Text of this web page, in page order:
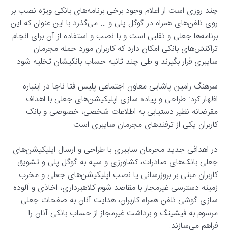
چند روزی است از اعلام وجود برخی برنامه‌های بانکی ویژه نصب بر
روی تلفن‌های همراه در گوگل پلی و … می‌گذرد با این عنوان که این
برنامه‌ها جعلی و تقلبی است و با نصب و استفاده از آن برای انجام
تراکنش‌های بانکی امکان دارد که کاربران مورد حمله مجرمان
سایبری قرار بگیرند و طی چند ثانیه حساب بانکیشان تخلیه شود.
سرهنگ رامین پاشایی معاون اجتماعی پلیس فتا ناجا در اینباره
اظهار کرد: طراحی و پیاده سازی اپلیکیشن‌های جعلی با اهداف
مقرضانه نظیر دستیابی به اطلاعات شخصی، خصوصی و بانک
کاربران یکی از ترفند‌های مجرمان سایبری است.
در اهدافی جدید مجرمان سایبری با طراحی و ارسال اپلیکیشن‌های
جعلی بانک‌های صادرات، کشاورزی و سپه به گوگل پلی و تشویق
کاربران مبنی بر بروزرسانی یا نصب اپلیکیشن‌های جعلی و مخرب
زمینه دسترسی غیرمجاز با مقاصد شوم کلاهبرداری، اخاذی و آلوده
سازی گوشی تلفن همراه کاربران، هدایت آنان به صفحات جعلی
مرسوم به فیشینگ و برداشت غیرمجاز از حساب بانکی آنان را
فراهم می‌سازند.